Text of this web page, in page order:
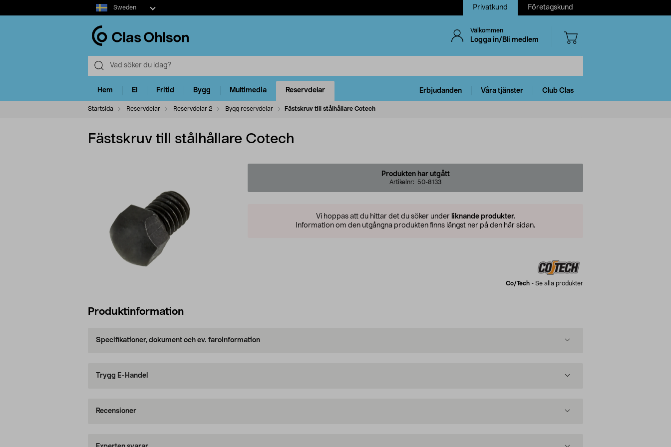
Select
market
Sweden Privatkund Företagskund
Välkommen
Logga in/Bli medlem
Hem El Fritid Bygg Multimedia Reservdelar Erbjudanden Våra tjänster Club Clas
Startsida Reservdelar Reservdelar 2 Bygg reservdelar Fästskruv till stålhållare Cotech
Fästskruv till stålhållare Cotech
Produkten har utgått
Artikelnr: 50-8133
Vi hoppas att du hittar det du söker under liknande produkter.
Information om den utgångna produkten finns längst ner på den här sidan.
Co/tech - Se alla produkter
Produktinformation
Specifikationer, dokument och ev. faroinformation
Trygg E-Handel
Recensioner